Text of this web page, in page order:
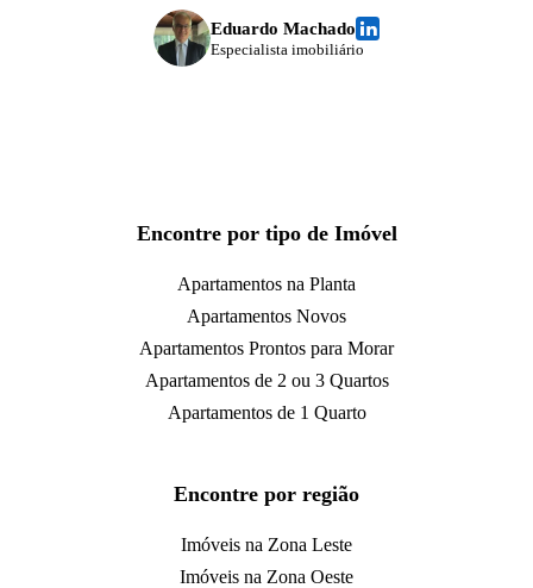
Eduardo Machado
Especialista imobiliário
Encontre por tipo de Imóvel
Apartamentos na Planta
Apartamentos Novos
Apartamentos Prontos para Morar
Apartamentos de 2 ou 3 Quartos
Apartamentos de 1 Quarto
Encontre por região
Imóveis na Zona Leste
Imóveis na Zona Oeste